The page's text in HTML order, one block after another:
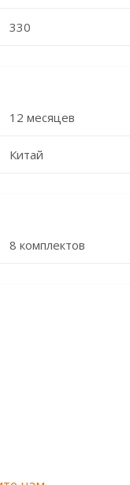
330
12 месяцев
Китай
8 комплектов